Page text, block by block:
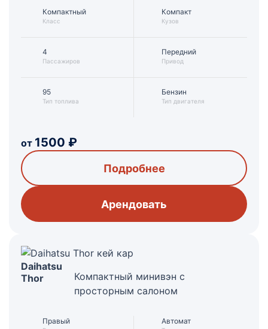
Компактный
Класс
Компакт
Кузов
4
Пассажиров
95
Тип топлива
Передний
Привод
Бензин
Тип двигателя
от 1500 ₽
Подробнее
Арендовать
Daihatsu
Thor
Компактный минивэн с
просторным салоном
Правый Автомат